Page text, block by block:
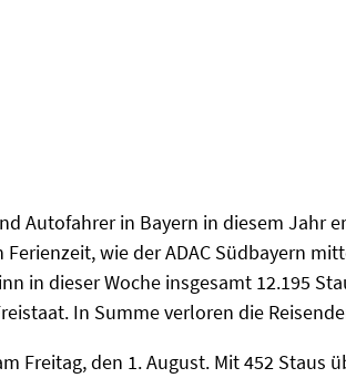
Autofahrer in Bayern in diesem Jahr
wie der ADAC Südbayern
in dieser Woche insgesamt 12.195
In Summe verloren die
Freitag, den 1. August. Mit 452 Staus